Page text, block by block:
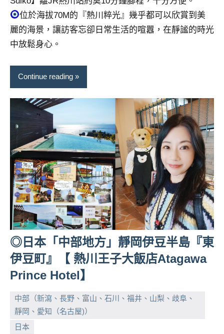
位於海拔70M的『熱川粹光』幾乎都可以欣賞到美
麗的海景，讓訪客忘卻日常生活的喧囂，在靜謐的時光
中放鬆身心。
Continue reading
◎日本「中部地方」靜岡伊豆半島『東
伊豆町』【 熱川王子大飯店Atagawa
Prince Hotel】
中部（新瀉、長野、富山、石川、福井、山梨、歧阜、
靜岡、愛知（名古屋)）
日本
小
No